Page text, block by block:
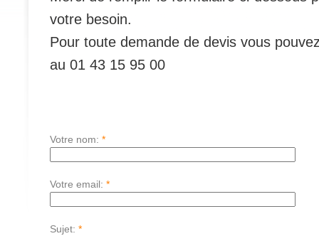
votre besoin.
Pour toute demande de devis vous
au 01 43 15 95 00
Votre nom: *
Votre email: *
Sujet: *